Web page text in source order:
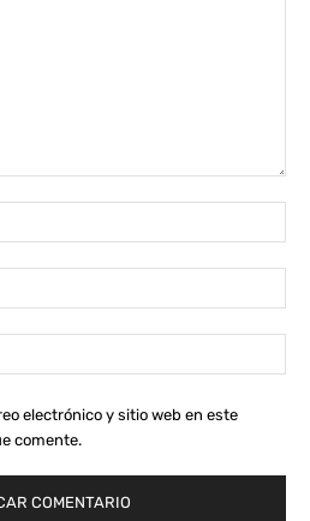
electrónico y sitio web en este
comente.